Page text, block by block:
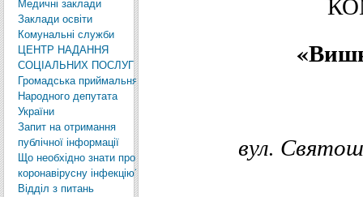
«
вул.
Медичні заклади
Заклади освіти
Комунальні служби
ЦЕНТР НАДАННЯ
СОЦІАЛЬНИХ ПОСЛУГ
Громадська приймальня
Народного депутата
України
Запит на отримання
публічної інформації
Що необхідно знати про
коронавірусну інфекцію?
Відділ з питань